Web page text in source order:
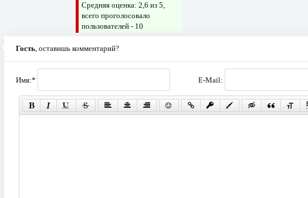
Средняя оценка:2,6 из 5,
всего проголосовало
пользователей - 10
Гость, оставишь комментарий?
Имя:* E-Mail: